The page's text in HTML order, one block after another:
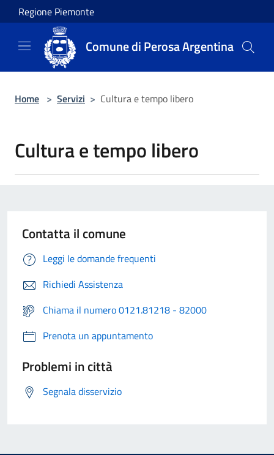
Salta al contenuto principale
Regione Piemonte
Comune di Perosa Argentina
Home > Servizi > Cultura e tempo libero
Cultura e tempo libero
Contatta il comune
Leggi le domande frequenti
Richiedi Assistenza
Chiama il numero 0121.81218 - 82000
Prenota un appuntamento
Problemi in città
Segnala disservizio